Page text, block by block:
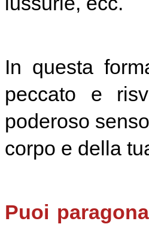
In questa
peccato e
poderoso
corpo e della
Puoi